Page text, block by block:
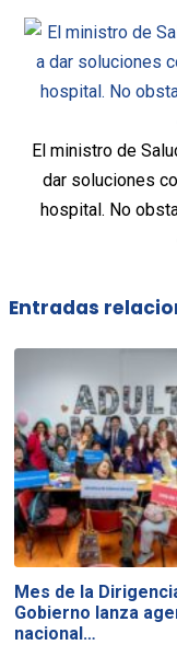
El ministro de
dar soluciones
hospital. No
Entradas
Mes de la
Gobierno lanza
nacional…